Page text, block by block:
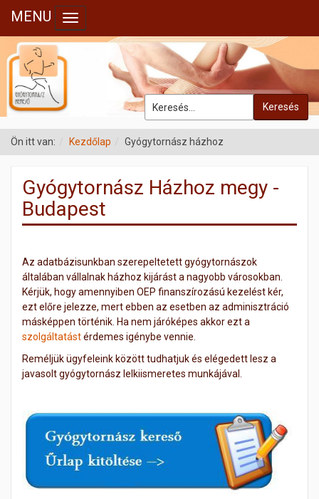
Keresés
MENU Toggle navigation
Ön itt van: Kezdőlap Gyógytornász házhoz
Gyógytornász Házhoz megy -
Budapest
Az adatbázisunkban szerepeltetett gyógytornászok
általában vállalnak házhoz kijárást a nagyobb városokban.
Kérjük, hogy amennyiben OEP finanszírozású kezelést kér,
ezt előre jelezze, mert ebben az esetben az adminisztráció
másképpen történik. Ha nem járóképes akkor ezt a
szolgáltatástérdemes igénybe vennie.
Reméljük ügyfeleink között tudhatjuk és elégedett lesz a
javasolt gyógytornász lelkiismeretes munkájával.